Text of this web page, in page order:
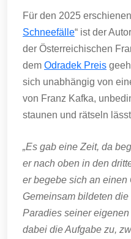
Für den 2025
Schneefälle“ ist der Autor
der Österreichischen
dem Odradek Preis
sich unabhängig von
von Franz Kafka,
staunen und rätseln
„Es gab eine Zeit, da
er nach oben in den
er begebe sich an einen
Gemeinsam bildeten
Paradies seiner
dabei die Aufgabe zu,